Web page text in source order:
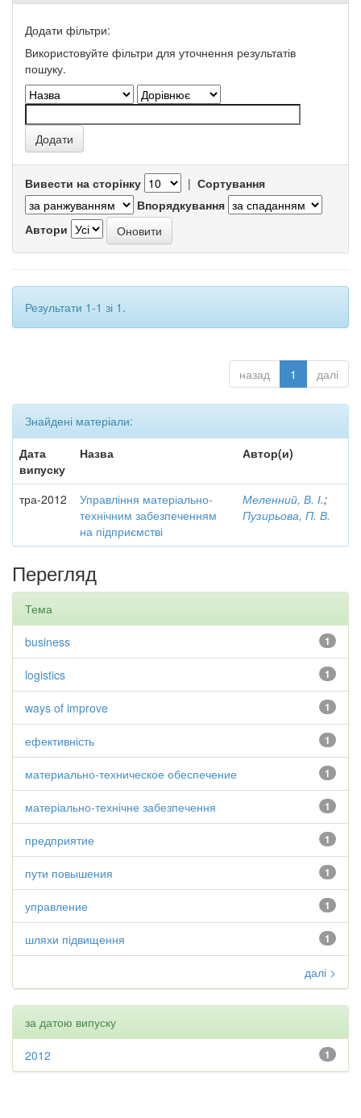
Додати фільтри:
Використовуйте фільтри для уточнення результатів
пошуку.
Вивести на сторінку | Сортування
Впорядкування
Автори
Результати 1-1 зі 1.
назад 1 далі
Знайдені матеріали:
Дата
випуску
Назва Автор(и)
тра-2012
Управління матеріально-
технічним забезпеченням
на підприємстві
Меленний, В. І.;
Пузирьова, П. В.
Перегляд
Тема
1
business
1
logistics
1
ways of improve
1
ефективність
1
материально-техническое обеспечение
1
матеріально-технічне забезпечення
1
предприятие
1
пути повышения
1
управление
1
шляхи підвищення
далі >
за датою випуску
1
2012